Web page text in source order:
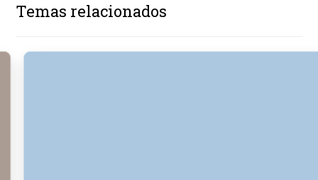
Temas relacionados